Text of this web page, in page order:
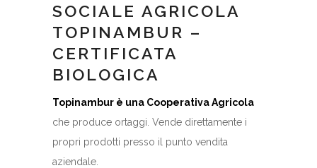
SOCIALE AGRICOLA
TOPINAMBUR –
CERTIFICATA
BIOLOGICA
Topinambur è una Cooperativa Agricola
che produce ortaggi. Vende direttamente i
propri prodotti presso il punto vendita
aziendale.